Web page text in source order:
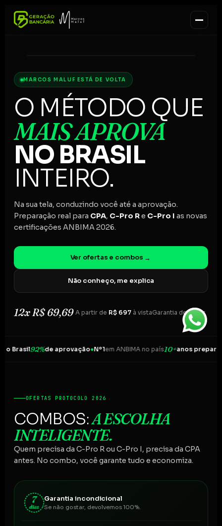
MARCOS MALUF ESTÁ DE VOLTA
O MÉTODO QUE
MAIS APROVA
NO BRASIL
INTEIRO.
Na sua tela, conduzindo você até a aprovação.
Preparação real para CPA, C-Pro Re C-Pro I as novas
certificações ANBIMA 2026.
Ver ofertas e combos →
Não conheço, me explica
12x R$ 69,69 A partir de R$ 697 à vistaGarantia de 7 dias
Marcos Maluf
92%de aprovação●Nº1em ANBIMA no país10+anos preparando
OFERTAS PROTOCOLO 2026
COMBOS:A ESCOLHA
INTELIGENTE.
Quem precisa da C-Pro R ou C-Pro I, precisa da CPA
antes. No combo, você garante tudo e economiza.
7
dias
Garantia incondicional
Se não gostar, devolvemos 100%.